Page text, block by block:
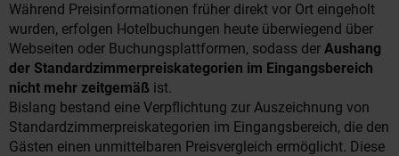
Während Preisinformationen früher direkt vor Ort eingeholt
wurden, erfolgen Hotelbuchungen heute überwiegend über
Webseiten oder Buchungsplattformen, sodass der Aushang
der Standardzimmerpreiskategorien im Eingangsbereich
nicht mehr zeitgemäß ist.
Bislang bestand eine Verpflichtung zur Auszeichnung von
Standardzimmerpreiskategorien im Eingangsbereich, die den
Gästen einen unmittelbaren Preisvergleich ermöglicht. Diese